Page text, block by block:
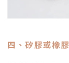
四、矽膠或橡